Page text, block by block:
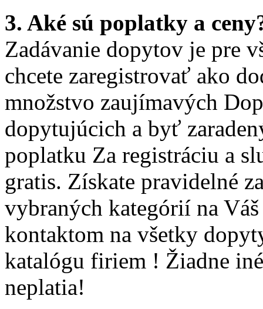
3. Aké sú poplatky a
Zadávanie dopytov je pre
chcete zaregistrovať ako
množstvo zaujímavých
dopytujúcich a byť
poplatku Za registráciu a
gratis. Získate pravidelné
vybraných kategórií na
kontaktom na všetky
katalógu firiem ! Žiadne
neplatia!